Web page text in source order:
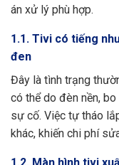
án xử lý phù hợp.
1.1. Tivi có tiếng
đen
Đây là tình trạng
có thể do đèn nền,
sự cố. Việc tự tháo
khác, khiến chi phí